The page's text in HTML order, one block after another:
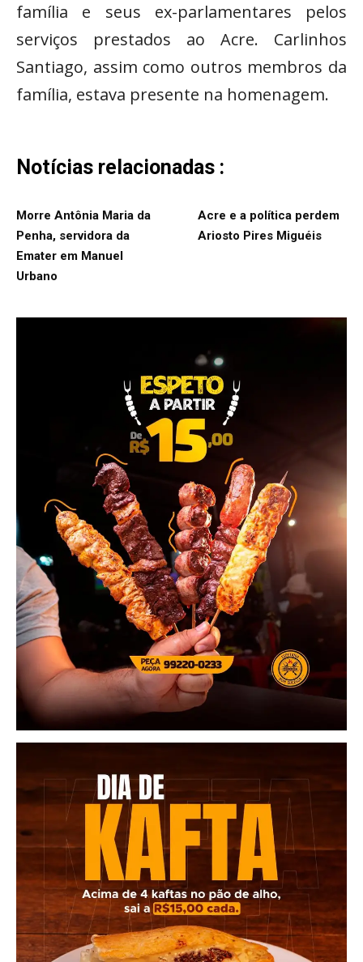
família e seus ex-parlamentares pelos
serviços prestados ao Acre. Carlinhos
Santiago, assim como outros membros da
família, estava presente na homenagem.
Notícias relacionadas :
Morre Antônia Maria da
Penha, servidora da
Emater em Manuel
Urbano
Acre e a política perdem
Ariosto Pires Miguéis